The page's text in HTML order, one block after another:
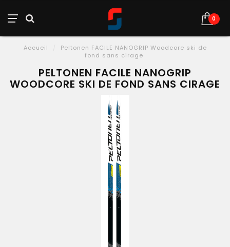
0
Accueil
Peltonen FACILE NANOGRIP Woodcore ski de
fond sans cirage
PELTONEN FACILE NANOGRIP
WOODCORE SKI DE FOND SANS CIRAGE